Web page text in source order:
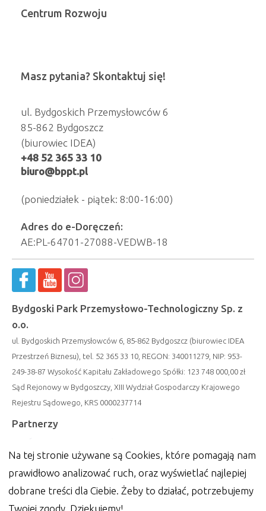
Centrum Rozwoju
Masz pytania? Skontaktuj się!
ul. Bydgoskich Przemysłowców 6
85-862 Bydgoszcz
(biurowiec IDEA)
+48 52 365 33 10
biuro@bppt.pl
(poniedziałek - piątek: 8:00-16:00)
Adres do e-Doręczeń:
AE:PL-64701-27088-VEDWB-18
Bydgoski Park Przemysłowo-Technologiczny Sp. z
o.o.
ul. Bydgoskich Przemysłowców 6, 85-862 Bydgoszcz (biurowiec IDEA
Przestrzeń Biznesu), tel. 52 365 33 10, REGON: 340011279, NIP: 953-
249-38-87 Wysokość Kapitału Zakładowego Spółki: 123 748 000,00 zł
Sąd Rejonowy w Bydgoszczy, XIII Wydział Gospodarczy Krajowego
Rejestru Sądowego, KRS 0000237714
Partnerzy
Na tej stronie używane są Cookies, które pomagają nam
prawidłowo analizować ruch, oraz wyświetlać najlepiej
dobrane treści dla Ciebie. Żeby to działać, potrzebujemy
Twojej zgody. Dziękujemy!